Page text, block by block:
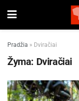
Pradžia » Dviračiai
Žyma: Dviračiai